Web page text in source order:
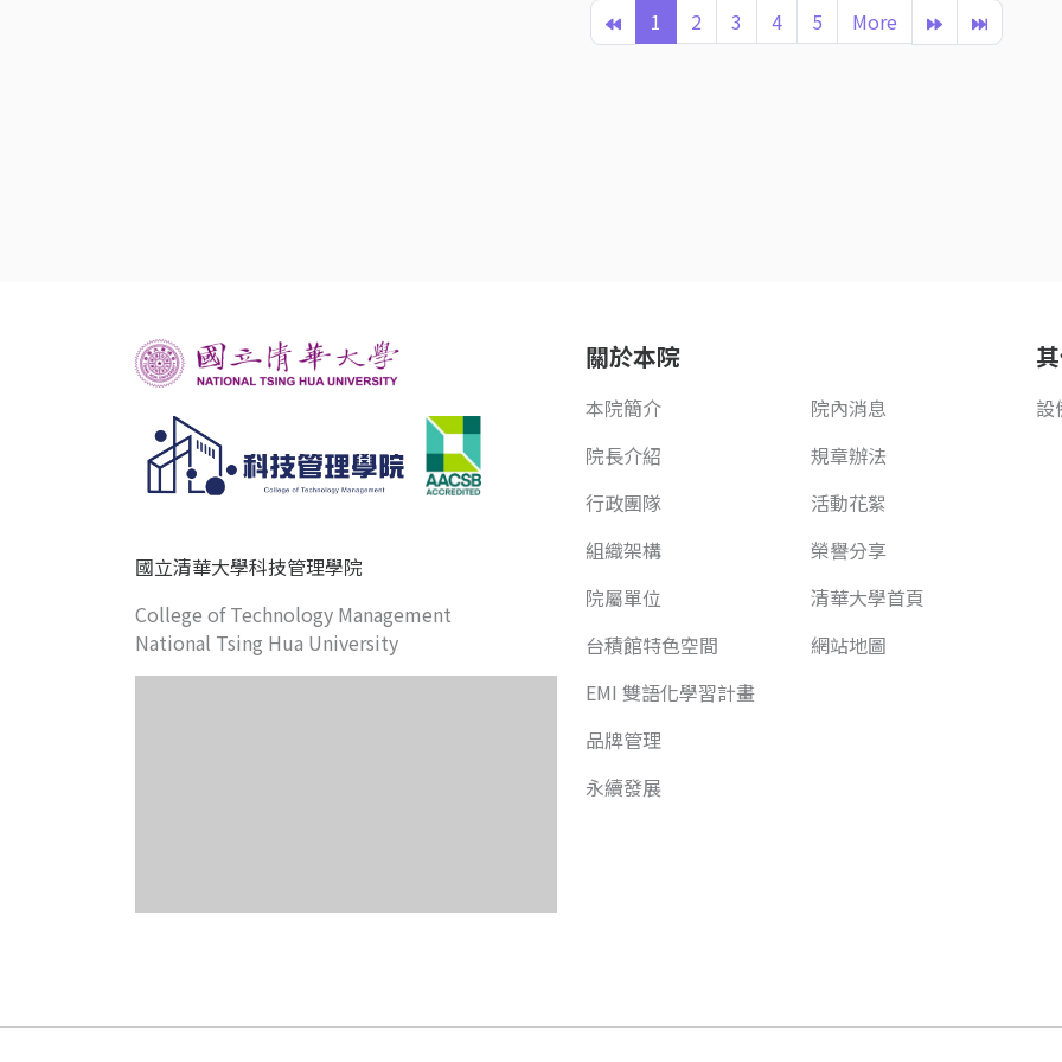
1 2 3 4 5 More
國立清華大學科技管理學院
College of Technology Management
National Tsing Hua University
關於本院
本院簡介
院長介紹
行政團隊
組織架構
院屬單位
台積館特色空間
EMI 雙語化學習計畫
品牌管理
永續發展
院內消息
規章辦法
活動花絮
榮譽分享
清華大學首頁
網站地圖
設